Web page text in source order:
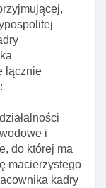
łącznie
i
do której ma
macierzystego
kadry
lub cofnięciu
państwo
Mobilność
I pracę
na